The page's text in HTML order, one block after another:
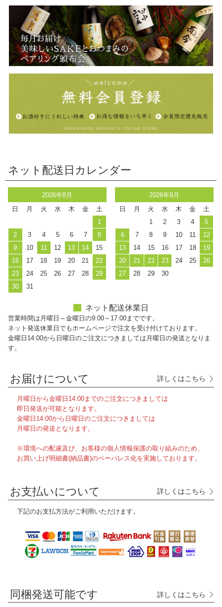
ネット配送日カレンダー
2026年8月
日
月 火 水 木 金
土
1
2
3 4 5 6 7
8
9
10 11 12 13 14
15
16
17 18 19 20 21
22
23
24 25 26 27 28
29
30
31
2026年9月
日
月 火 水 木 金
土
1
2 3 4
5
6
7 8 9 10 11
12
13
14 15 16 17 18
19
20
21 22 23 24 25
26
27
28 29 30
ネット配送休業日
営業時間は月曜日～金曜日の9:00～17:00までです。
ネット発送休業日でもホームページで注文を受け付けております。
金曜日14:00から日曜日のご注文につきましては月曜日の発送となりま
す。
お届けについて 詳しくはこちら
月曜日から金曜日14:00までのご注文につきましては
即日発送が可能となります。
金曜日14:00から日曜日のご注文につきましては
月曜日の発送となります。
※環境への配慮及び、お客様の個人情報保護の取り組みのため、
お買い上げ明細書(納品書)のペーパレス化を実施しております。
お支払いについて 詳しくはこちら
下記のお支払方法がご利用いただけます。
同梱発送可能です 詳しくはこちら